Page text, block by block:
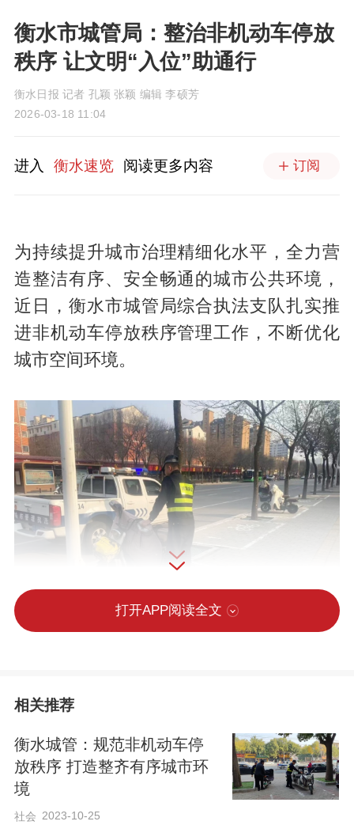
衡水市城管局：整治非机动车停放
秩序 让文明“入位”助通行
衡水日报 记者 孔颖 张颖 编辑 李硕芳
2026-03-18 11:04
进入 衡水速览 阅读更多内容 订阅
为持续提升城市治理精细化水平，全力营
造整洁有序、安全畅通的城市公共环境，
近日，衡水市城管局综合执法支队扎实推
进非机动车停放秩序管理工作，不断优化
城市空间环境。
打开APP阅读全文
相关推荐
衡水城管：规范非机动车停
放秩序 打造整齐有序城市环
境
社会 2023-10-25